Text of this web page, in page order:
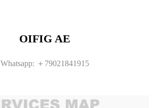
OIFIG AE
Whatsapp: ＋79021841915